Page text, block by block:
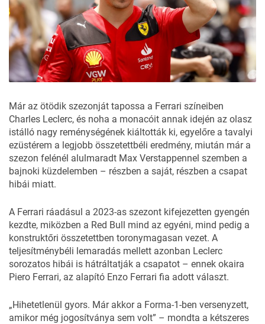
Már az ötödik szezonját tapossa a Ferrari színeiben
Charles Leclerc, és noha a monacóit annak idején az olasz
istálló nagy reménységének kiáltották ki, egyelőre a tavalyi
ezüstérem a legjobb összetettbéli eredmény, miután már a
szezon felénél alulmaradt Max Verstappennel szemben a
bajnoki küzdelemben – részben a saját, részben a csapat
hibái miatt.
A Ferrari ráadásul a 2023-as szezont kifejezetten gyengén
kezdte, miközben a Red Bull mind az egyéni, mind pedig a
konstruktőri összetettben toronymagasan vezet. A
teljesítménybéli lemaradás mellett azonban Leclerc
sorozatos hibái is hátráltatják a csapatot – ennek okaira
Piero Ferrari, az alapító Enzo Ferrari fia adott választ.
„Hihetetlenül gyors. Már akkor a Forma-1-ben versenyzett,
amikor még jogosítványa sem volt” – mondta a kétszeres